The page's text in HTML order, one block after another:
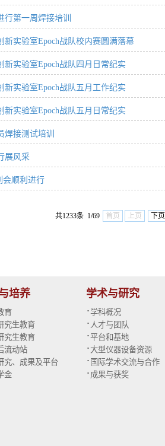
行第一周焊接培训
新实验室Epoch战队校内赛圆满落幕
实验室Epoch战队四月日常纪实
实验室Epoch战队五月工作纪实
实验室Epoch战队五月日常纪实
接测试培训
展风采
会顺利进行
共1233条 1/69 首页 上页 下页
培养
育
究生教育
究生教育
流动站
究、成果及平台
金
学术与研究
·学科概况
· 人才与团队
·平台和基地
·大型仪器设备资源
· 国际学术交流与合作
· 成果与获奖